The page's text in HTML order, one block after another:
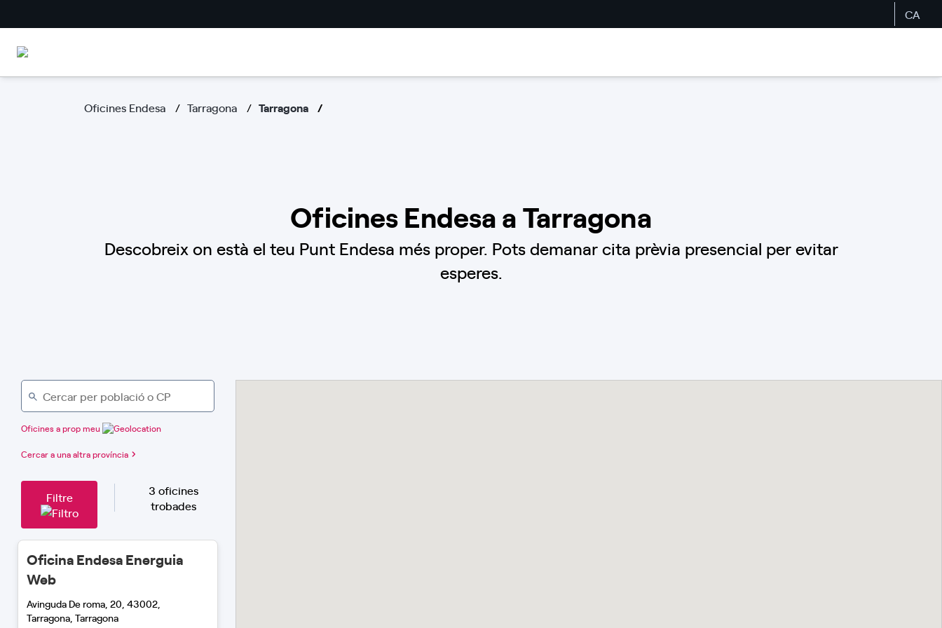
CA
Oficines Endesa Tarragona Tarragona
Oficines Endesa a Tarragona
Descobreix on està el teu Punt Endesa més proper. Pots demanar cita prèvia presencial per evitar
esperes.
Oficines a prop meu
Cercar a una altra província
Filtre
3 oficines
trobades
Oficina Endesa Energuia
Web
Avinguda De roma, 20, 43002,
Tarragona, Tarragona